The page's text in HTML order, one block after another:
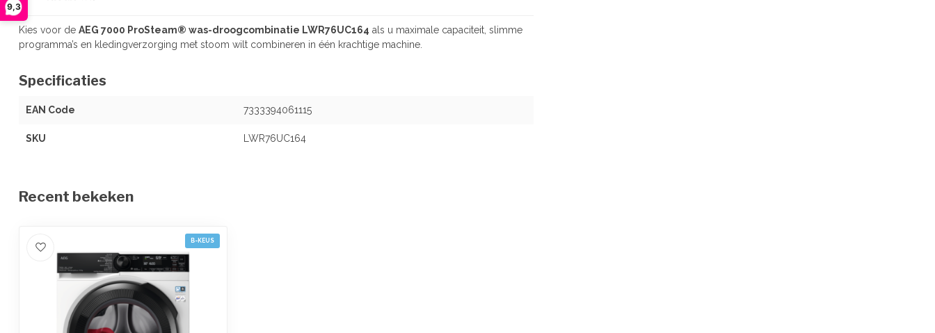
9,3
Kies voor de AEG 7000 ProSteam® was-droogcombinatie LWR76UC164 als u maximale capaciteit, slimme
programma’s en kledingverzorging met stoom wilt combineren in één krachtige machine.
Specificaties
EAN Code 7333394061115
SKU LWR76UC164
Recent bekeken
B-KEUS